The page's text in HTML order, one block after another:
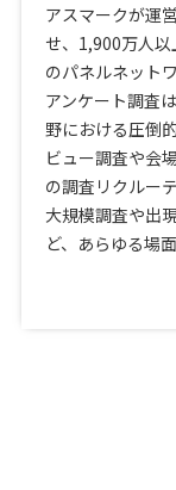
アスマークが運
せ、1,900万人
のパネルネット
アンケート調査
野における圧倒
ビュー調査や会
の調査リクルー
大規模調査や出
ど、あらゆる場